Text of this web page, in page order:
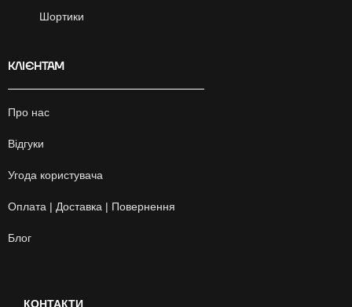
Шортики
КЛІЄНТАМ
Про нас
Відгуки
Угода користувача
Оплата | Доставка | Повернення
Блог
КОНТАКТИ